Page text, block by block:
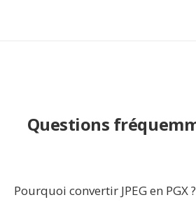
Questions
Pourquoi convertir JPEG en PGX ?